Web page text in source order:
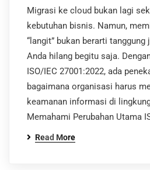
Migrasi ke cloud bukan lagi
kebutuhan bisnis. Namun,
“langit” bukan berarti tanggung
Anda hilang begitu saja.
ISO/IEC 27001:2022, ada
bagaimana organisasi harus
keamanan informasi di
Memahami Perubahan Utama
Read More